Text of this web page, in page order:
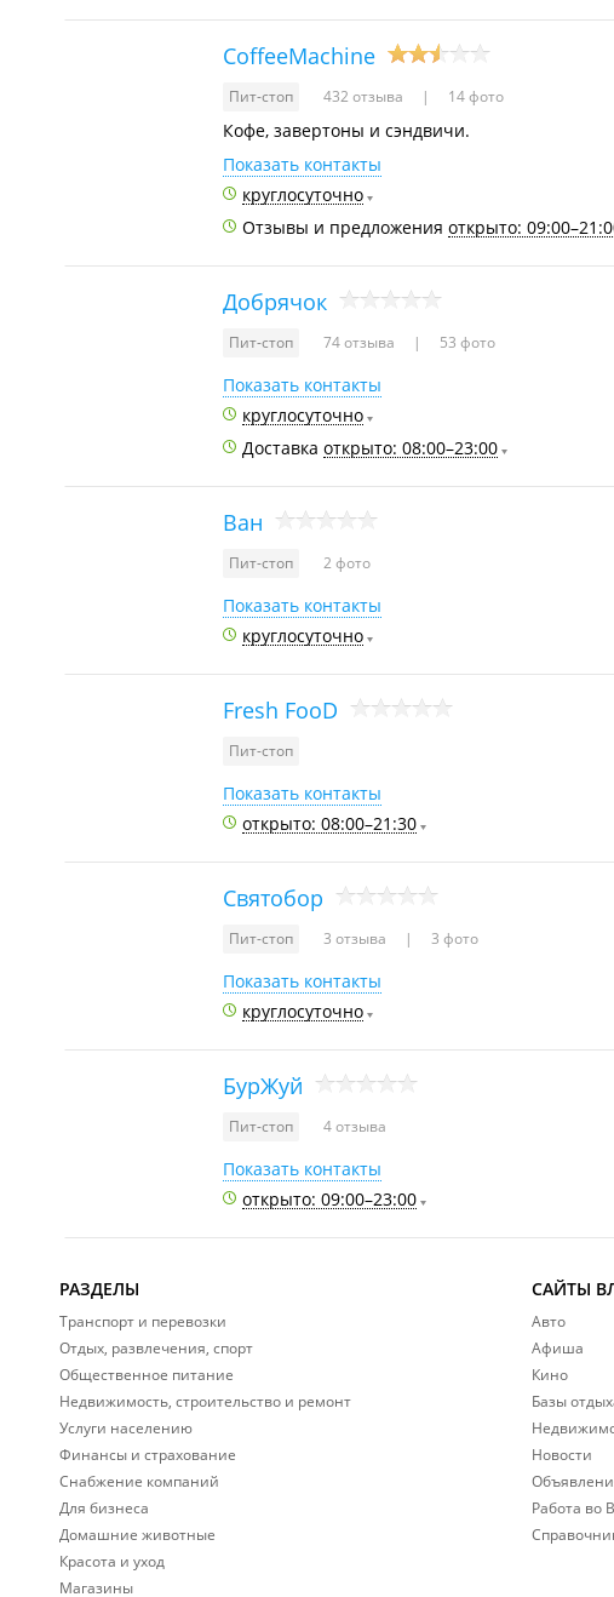
CoffeeMachine
Пит-стоп 432 отзыва 14 фото
Кофе, завертоны и сэндвичи.
Показать контакты
круглосуточно
Отзывы и предложения открыто:
Добрячок
Пит-стоп 74 отзыва 53 фото
Показать контакты
круглосуточно
Доставка открыто: 08:00–23:00
Ван
Пит-стоп 2 фото
Показать контакты
круглосуточно
Fresh FooD
Пит-стоп
Показать контакты
открыто: 08:00–21:30
Святобор
Пит-стоп 3 отзыва 3 фото
Показать контакты
круглосуточно
БурЖуй
Пит-стоп 4 отзыва
Показать контакты
открыто: 09:00–23:00
РАЗДЕЛЫ
Транспорт и перевозки
Отдых, развлечения, спорт
Общественное питание
Недвижимость, строительство и ремонт
Услуги населению
Финансы и страхование
Снабжение компаний
Для бизнеса
Домашние животные
Красота и уход
Магазины
САЙТЫ
Авто
Афиша
Кино
Базы
Новости
Работа во